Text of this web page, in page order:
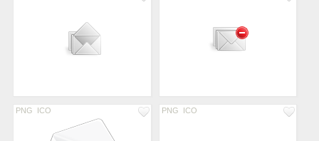
PNG ICO PNG ICO